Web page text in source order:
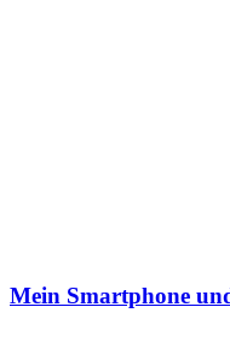
Mein Smartphone